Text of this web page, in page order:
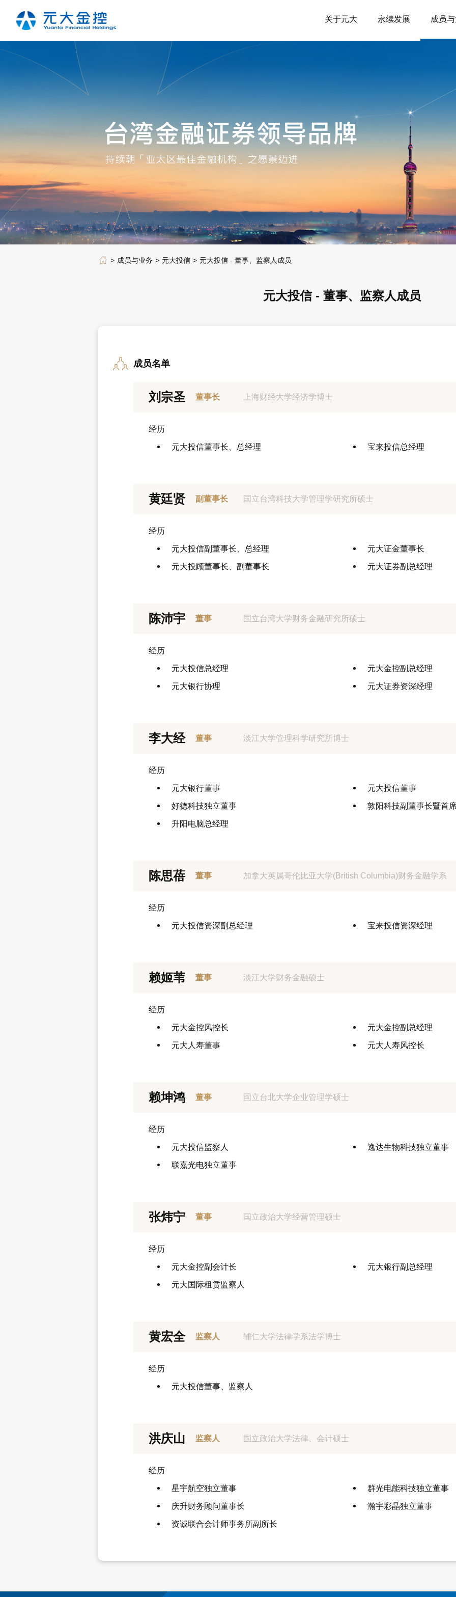
关于元大 永续发展 成员
成员与业务 元大投信 元大投信 - 董事、监察人成员
元大投信 - 董事、监察人成员
成员名单
刘宗圣 董事长 上海财经大学经济学博士
经历
元大投信董事长、总经理 宝来投信总经理
黄廷贤 副董事长 国立台湾科技大学管理学研究所硕士
经历
元大投信副董事长、总经理 元大证金董事长
元大投顾董事长、副董事长 元大证券副总经理
陈沛宇 董事 国立台湾大学财务金融研究所硕士
经历
元大投信总经理 元大金控副总经理
元大银行协理 元大证券资深经理
李大经 董事 淡江大学管理科学研究所博士
经历
元大银行董事 元大投信董事
好德科技独立董事 敦阳科技副董事长暨首
升阳电脑总经理
陈思蓓 董事 加拿大英属哥伦比亚大学(British Columbia)财务金融学系
经历
元大投信资深副总经理 宝来投信资深经理
赖姬苇 董事 淡江大学财务金融硕士
经历
元大金控风控长 元大金控副总经理
元大人寿董事 元大人寿风控长
赖坤鸿 董事 国立台北大学企业管理学硕士
经历
元大投信监察人 逸达生物科技独立董事
联嘉光电独立董事
张炜宁 董事 国立政治大学经营管理硕士
经历
元大金控副会计长 元大银行副总经理
元大国际租赁监察人
黄宏全 监察人 辅仁大学法律学系法学博士
经历
元大投信董事、监察人
洪庆山 监察人 国立政治大学法律、会计硕士
经历
星宇航空独立董事 群光电能科技独立董事
庆升财务顾问董事长 瀚宇彩晶独立董事
资诚联合会计师事务所副所长